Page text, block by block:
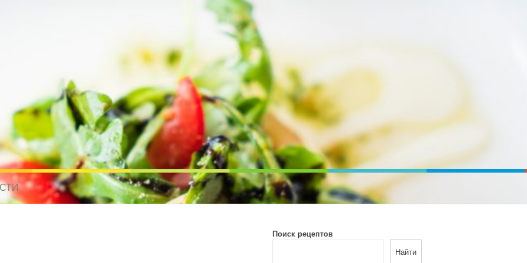
рецепты для всех
РЕЦЕПТЫ ДЛЯ МУЛЬТИВАРКИ. РЕЦЕПТЫ ДЛЯ МИКРОВОЛНОВОЙ ПЕЧИ. ДИЕТИЧЕСКОЕ ПИТАНИЕ
Поиск рецептов
Найти